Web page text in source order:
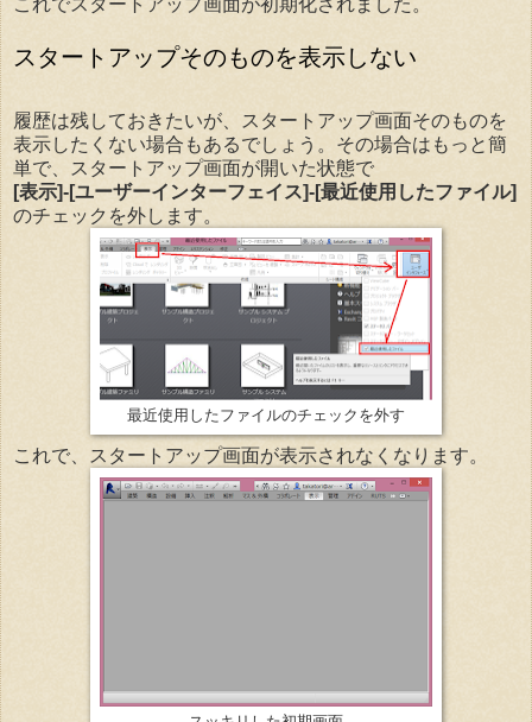
これでスタートアップ画面が初期化されました。
スタートアップそのものを表示しない
履歴は残しておきたいが、スタートアップ画面そのものを
表示したくない場合もあるでしょう。その場合はもっと簡
単で、スタートアップ画面が開いた状態で
[表示]-[ユーザーインターフェイス]-[最近使用したファイル]
のチェックを外します。
最近使用したファイルのチェックを外す
これで、スタートアップ画面が表示されなくなります。